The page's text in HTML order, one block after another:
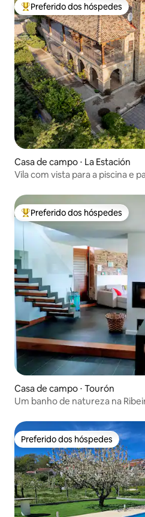
Entre os melhores preferidos
Preferido dos hóspedes
Casa de campo ⋅ La Estación
Vila com vista para a piscina e
Entre os melhores preferidos
Preferido dos hóspedes
Casa de campo ⋅ Tourón
Um banho de natureza na
Preferido dos hóspedes
Preferido dos hóspedes